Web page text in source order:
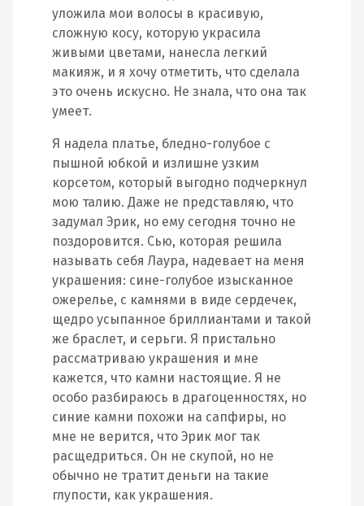
уложила мои волосы в красивую,
сложную косу, которую украсила
живыми цветами, нанесла легкий
макияж, и я хочу отметить, что сделала
это очень искусно. Не знала, что она так
умеет.
Я надела платье, бледно-голубое с
пышной юбкой и излишне узким
корсетом, который выгодно подчеркнул
мою талию. Даже не представляю, что
задумал Эрик, но ему сегодня точно не
поздоровится. Сью, которая решила
называть себя Лаура, надевает на меня
украшения: сине-голубое изысканное
ожерелье, с камнями в виде сердечек,
щедро усыпанное бриллиантами и такой
же браслет, и серьги. Я пристально
рассматриваю украшения и мне
кажется, что камни настоящие. Я не
особо разбираюсь в драгоценностях, но
синие камни похожи на сапфиры, но
мне не верится, что Эрик мог так
расщедриться. Он не скупой, но не
обычно не тратит деньги на такие
глупости, как украшения.